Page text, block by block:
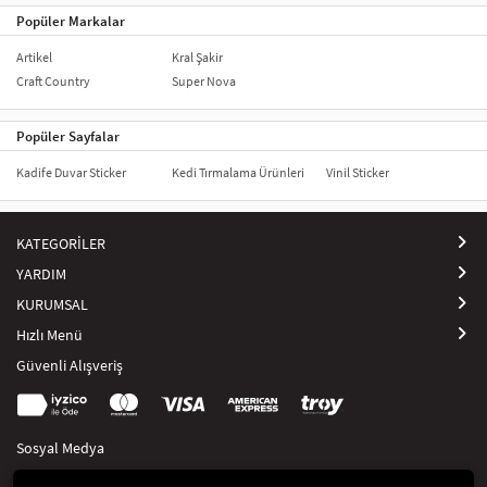
Popüler Markalar
Artikel
Craft Country
Kral Şakir
Super Nova
Popüler Sayfalar
Kadife Duvar Sticker Kedi Tırmalama Ürünleri Vinil Sticker
KATEGORİLER
YARDIM
KURUMSAL
Hızlı Menü
Güvenli Alışveriş
Sosyal Medya